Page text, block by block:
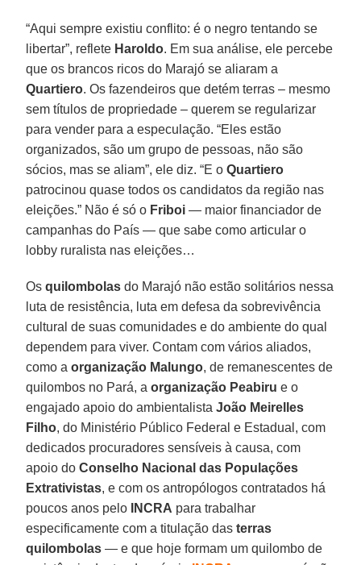
“Aqui sempre existiu conflito: é o negro tentando se
libertar”, reflete Haroldo. Em sua análise, ele percebe
que os brancos ricos do Marajó se aliaram a
Quartiero. Os fazendeiros que detém terras – mesmo
sem títulos de propriedade – querem se regularizar
para vender para a especulação. “Eles estão
organizados, são um grupo de pessoas, não são
sócios, mas se aliam”, ele diz. “E oQuartiero
patrocinou quase todos os candidatos da região nas
eleições.” Não é só o Friboi — maior financiador de
campanhas do País — que sabe como articular o
lobby ruralista nas eleições…
Osquilombolas do Marajó não estão solitários nessa
luta de resistência, luta em defesa da sobrevivência
cultural de suas comunidades e do ambiente do qual
dependem para viver. Contam com vários aliados,
como aorganização Malungo, de remanescentes de
quilombos no Pará, aorganização Peabiru e o
engajado apoio do ambientalistaJoão Meirelles
Filho, do Ministério Público Federal e Estadual, com
dedicados procuradores sensíveis à causa, com
apoio doConselho Nacional das Populações
Extrativistas, e com os antropólogos contratados há
poucos anos pelo
INCRA para trabalhar
especificamente com a titulação dasterras
quilombolas — e que hoje formam um quilombo de